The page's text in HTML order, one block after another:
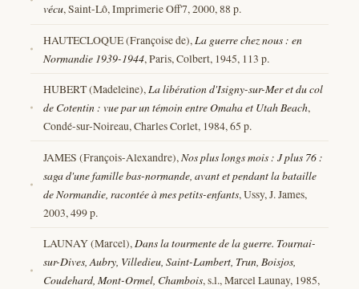
vécu, Saint-Lô, Imprimerie Off'7, 2000, 88 p.
HAUTECLOQUE (Françoise de),La guerre chez nous : en
Normandie 1939-1944, Paris, Colbert, 1945, 113 p.
HUBERT (Madeleine),La libération d'Isigny-sur-Mer et du col
de Cotentin : vue par un témoin entre Omaha et Utah Beach,
Condé-sur-Noireau, Charles Corlet, 1984, 65 p.
JAMES (François-Alexandre),Nos plus longs mois : J plus 76 :
saga d'une famille bas-normande, avant et pendant la bataille
de Normandie, racontée à mes petits-enfants, Ussy, J. James,
2003, 499 p.
LAUNAY (Marcel),Dans la tourmente de la guerre. Tournai-
sur-Dives, Aubry, Villedieu, Saint-Lambert, Trun, Boisjos,
Coudehard, Mont-Ormel, Chambois, s.l., Marcel Launay, 1985,